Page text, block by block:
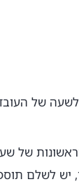
של
לשלם תוספת